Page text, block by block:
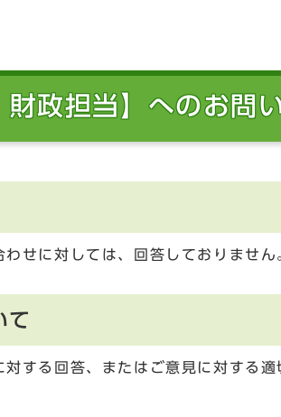
財政担当】へのお問
せに対しては、回答しておりません
て
する回答、またはご意見に対する